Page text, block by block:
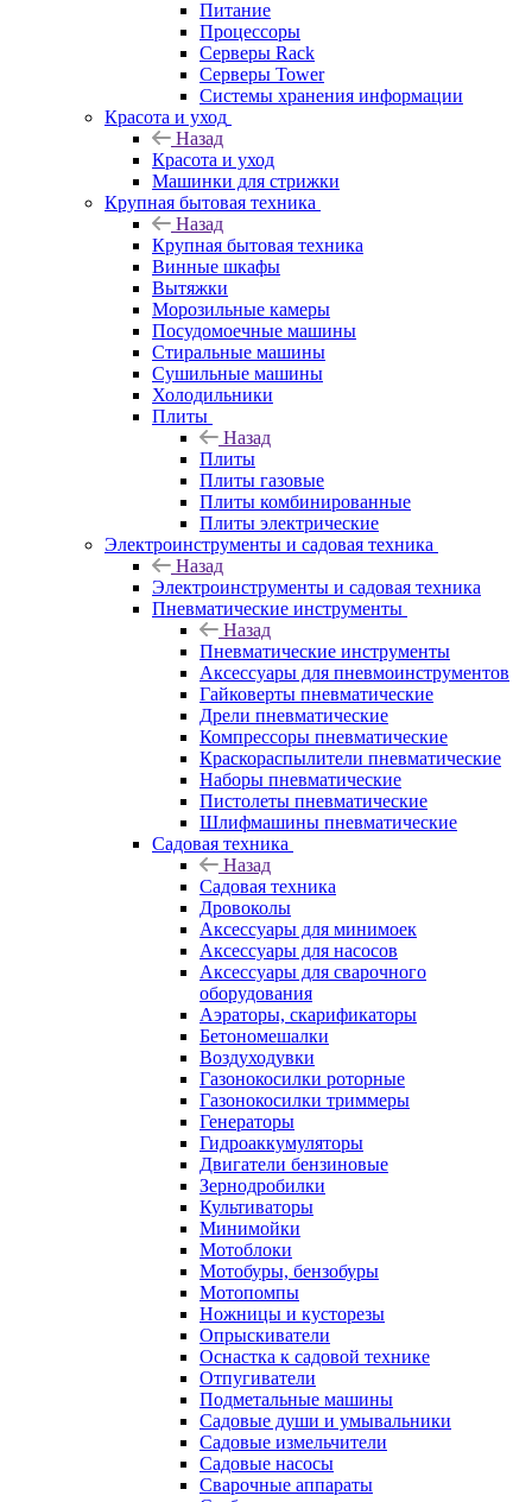
Питание
Процессоры
Серверы Rack
Серверы Tower
Системы хранения информации
Красота и уход
Назад
Красота и уход
Машинки для стрижки
Крупная бытовая техника
Назад
Крупная бытовая техника
Винные шкафы
Вытяжки
Морозильные камеры
Посудомоечные машины
Стиральные машины
Сушильные машины
Холодильники
Плиты
Назад
Плиты
Плиты газовые
Плиты комбинированные
Плиты электрические
Электроинструменты и садовая техника
Назад
Электроинструменты и садовая техника
Пневматические инструменты
Назад
Пневматические инструменты
Аксессуары для пневмоинструментов
Гайковерты пневматические
Дрели пневматические
Компрессоры пневматические
Краскораспылители пневматические
Наборы пневматические
Пистолеты пневматические
Шлифмашины пневматические
Садовая техника
Назад
Садовая техника
Дровоколы
Аксессуары для минимоек
Аксессуары для насосов
Аксессуары для сварочного
оборудования
Аэраторы, скарификаторы
Бетономешалки
Воздуходувки
Газонокосилки роторные
Газонокосилки триммеры
Генераторы
Гидроаккумуляторы
Двигатели бензиновые
Зернодробилки
Культиваторы
Минимойки
Мотоблоки
Мотобуры, бензобуры
Мотопомпы
Ножницы и кусторезы
Опрыскиватели
Оснастка к садовой технике
Отпугиватели
Подметальные машины
Садовые души и умывальники
Садовые измельчители
Садовые насосы
Сварочные аппараты